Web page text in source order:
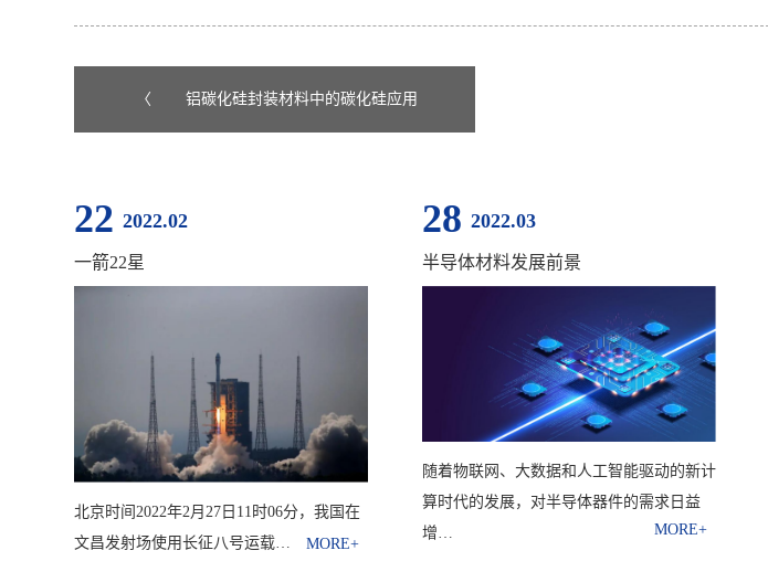
〈 铝碳化硅封装材料中的碳化硅应用
22 2022.02
一箭22星
北京时间2022年2月27日11时06分，我国在
文昌发射场使用长征八号运载…
28 2022.03
半导体材料发展前景
随着物联网、大数据和人工智能驱动的新计
算时代的发展，对半导体器件的需求日益
增…